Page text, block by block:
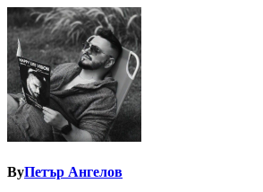
ByПетър Ангелов